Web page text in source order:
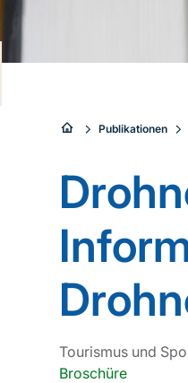
Sie
sind
hier:
Publikationen
Tourismus und
Broschüre